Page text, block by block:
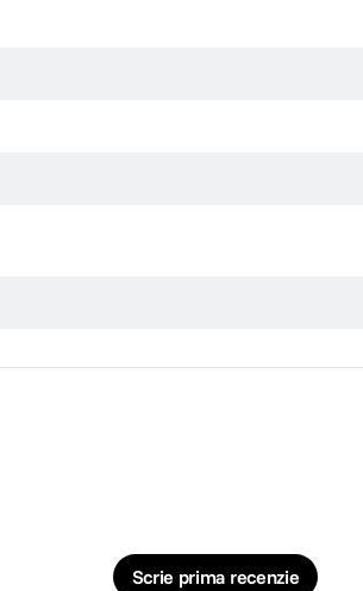
Scrie prima recenzie